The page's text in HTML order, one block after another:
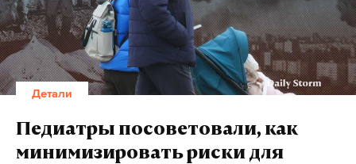
Детали
Педиатры посоветовали, как
минимизировать риски для